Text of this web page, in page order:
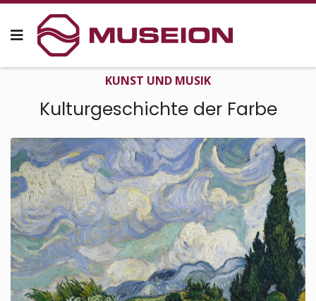
KUNST UND MUSIK
Kultur­geschichte der Farbe